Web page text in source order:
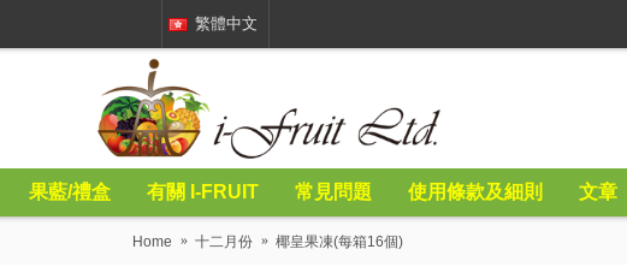
繁體中文
果藍/禮盒 有關 I-FRUIT 常見問題 使用條款及細則 文章
Home 十二月份 椰皇果凍(每箱16個)